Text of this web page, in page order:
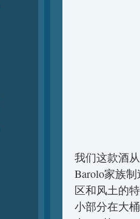
我们这款酒
Barolo家族
区和风土的
小部分在大